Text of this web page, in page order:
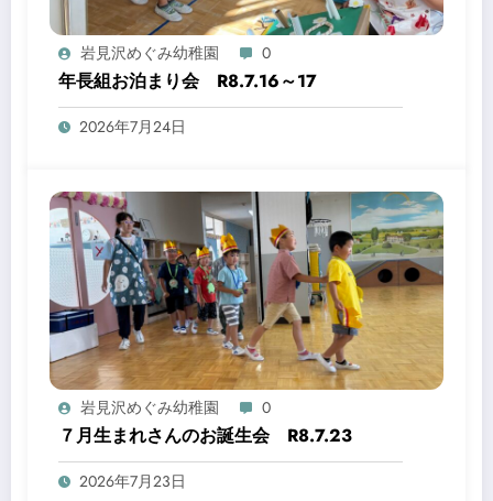
岩見沢めぐみ幼稚園 0
年長組お泊まり会 R8.7.16～17
2026年7月24日
岩見沢めぐみ幼稚園 0
７月生まれさんのお誕生会 R8.7.23
2026年7月23日